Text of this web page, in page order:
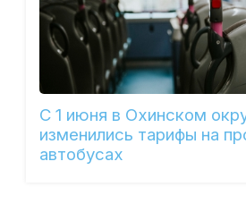
С 1 июня в Охинском
изменились тарифы на
автобусах